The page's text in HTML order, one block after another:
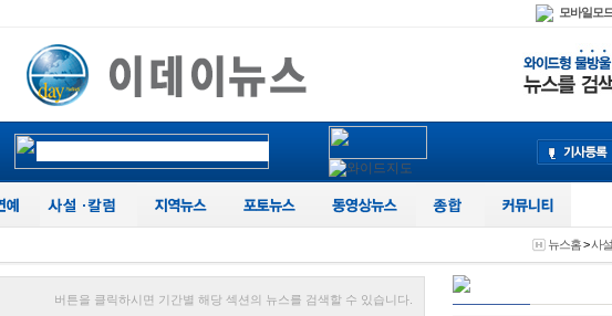
모바일모
뉴스홈>사
버튼을 클릭하시면 기간별 해당 섹션의 뉴스를 검색할 수 있습니다.